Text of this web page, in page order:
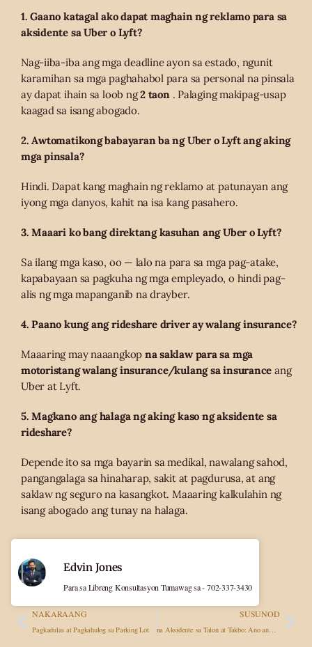
1. Gaano katagal ako dapat maghain ng reklamo para sa
aksidente sa Uber o Lyft?
Nag-iiba-iba ang mga deadline ayon sa estado, ngunit
karamihan sa mga paghahabol para sa personal na pinsala
ay dapat ihain sa loob ng2 taon. Palaging makipag-usap
kaagad sa isang abogado.
2. Awtomatikong babayaran ba ng Uber o Lyft ang aking
mga pinsala?
Hindi. Dapat kang maghain ng reklamo at patunayan ang
iyong mga danyos, kahit na isa kang pasahero.
3. Maaari ko bang direktang kasuhan ang Uber o Lyft?
Sa ilang mga kaso, oo — lalo na para sa mga pag-atake,
kapabayaan sa pagkuha ng mga empleyado, o hindi pag-
alis ng mga mapanganib na drayber.
4. Paano kung ang rideshare driver ay walang insurance?
Maaaring may naaangkop na saklaw para sa mga
motoristang walang insurance/kulang sa insurance ang
Uber at Lyft.
5. Magkano ang halaga ng aking kaso ng aksidente sa
rideshare?
Depende ito sa mga bayarin sa medikal, nawalang sahod,
pangangalaga sa hinaharap, sakit at pagdurusa, at ang
saklaw ng seguro na kasangkot. Maaaring kalkulahin ng
isang abogado ang tunay na halaga.
NAKARAANG
Pagkadulas at Pagkahulog sa Parking Lot
SUSUNOD
na Aksidente sa Talon at Takbo: Ano ang Gagawin, Paano Makakuha ng Kompensasyon
Edvin Jones
Para sa Libreng Konsultasyon Tumawag sa - 702-337-3430